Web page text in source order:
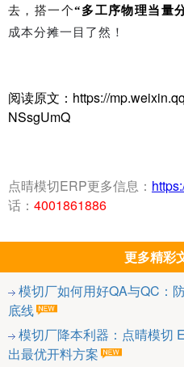
去，搭一个“多工序物理当量
成本分摊一目了然！
阅读原文：https://
NSsgUmQ
点晴模切ERP更多信息：
话： 4001861886
更多精彩
模切厂如何用好QA与QC：
底线
模切厂降本利器：点晴模切
出最优开料方案